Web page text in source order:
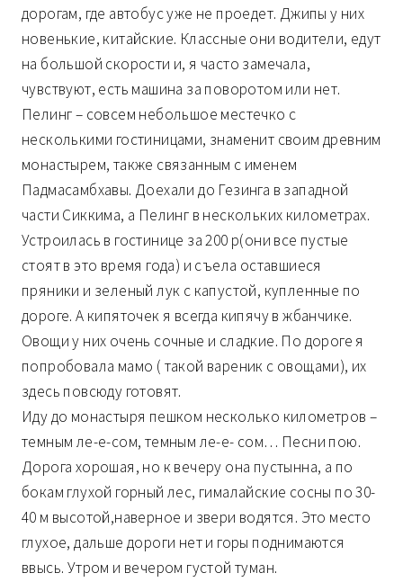
дорогам, где автобус уже не проедет. Джипы у них
новенькие, китайские. Классные они водители, едут
на большой скорости и, я часто замечала,
чувствуют, есть машина за поворотом или нет.
Пелинг – совсем небольшое местечко с
несколькими гостиницами, знаменит своим древним
монастырем, также связанным с именем
Падмасамбхавы. Доехали до Гезинга в западной
части Сиккима, а Пелинг в нескольких километрах.
Устроилась в гостинице за 200 р(они все пустые
стоят в это время года) и съела оставшиеся
пряники и зеленый лук с капустой, купленные по
дороге. А кипяточек я всегда кипячу в жбанчике.
Овощи у них очень сочные и сладкие. По дороге я
попробовала мамо ( такой вареник с овощами), их
здесь повсюду готовят.
Иду до монастыря пешком несколько километров –
темным ле-е-сом, темным ле-е- сом… Песни пою.
Дорога хорошая, но к вечеру она пустынна, а по
бокам глухой горный лес, гималайские сосны по 30-
40 м высотой,наверное и звери водятся. Это место
глухое, дальше дороги нет и горы поднимаются
ввысь. Утром и вечером густой туман.